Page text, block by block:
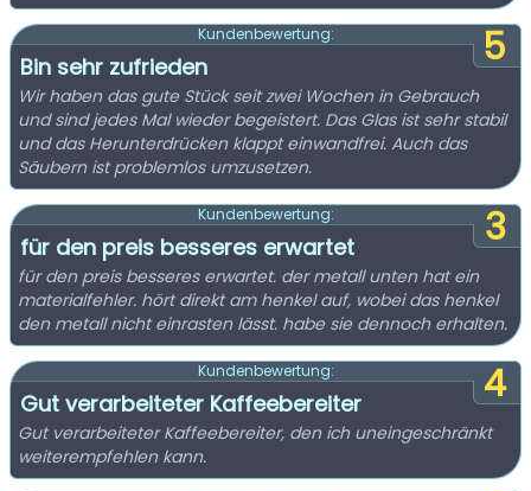
5
Kundenbewertung:
Bin sehr zufrieden
Wir haben das gute Stück seit zwei Wochen in Gebrauch
und sind jedes Mal wieder begeistert. Das Glas ist sehr stabil
und das Herunterdrücken klappt einwandfrei. Auch das
Säubern ist problemlos umzusetzen.
3
Kundenbewertung:
für den preis besseres erwartet
für den preis besseres erwartet. der metall unten hat ein
materialfehler. hört direkt am henkel auf, wobei das henkel
den metall nicht einrasten lässt. habe sie dennoch erhalten.
4
Kundenbewertung:
Gut verarbeiteter Kaffeebereiter
Gut verarbeiteter Kaffeebereiter, den ich uneingeschränkt
weiterempfehlen kann.